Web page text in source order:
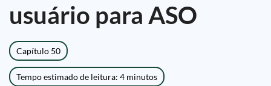
usuário para ASO
Capítulo 50
Tempo estimado de leitura: 4 minutos